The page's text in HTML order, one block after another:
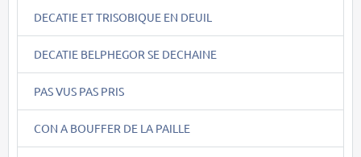
DECATIE ET TRISOBIQUE EN DEUIL
DECATIE BELPHEGOR SE DECHAINE
PAS VUS PAS PRIS
CON A BOUFFER DE LA PAILLE